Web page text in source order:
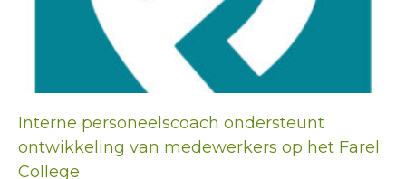
Interne personeelscoach ondersteunt
ontwikkeling van medewerkers op het Farel
College